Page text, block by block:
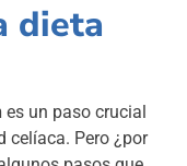
dieta
es un paso crucial
celíaca. Pero ¿por